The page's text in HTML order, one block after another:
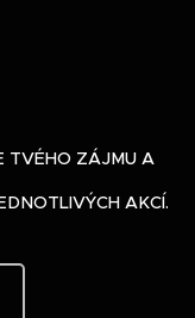
TVÉHO ZÁJMU A
AKCÍ.